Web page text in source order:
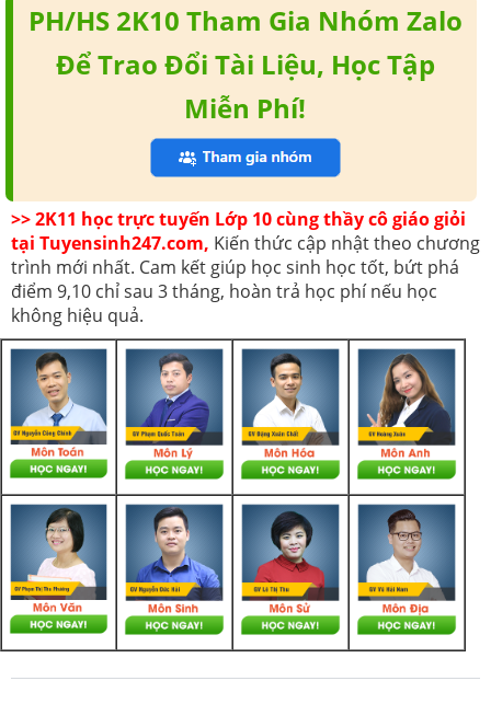
PH/HS 2K10 Tham Gia Nhóm Zalo
Để Trao Đổi Tài Liệu, Học Tập
Miễn Phí!
>> 2K11 học trực tuyến Lớp 10 cùng thầy cô giáo giỏi
tại Tuyensinh247.com, Kiến thức cập nhật theo chương
trình mới nhất. Cam kết giúp học sinh học tốt, bứt phá
điểm 9,10 chỉ sau 3 tháng, hoàn trả học phí nếu học
không hiệu quả.